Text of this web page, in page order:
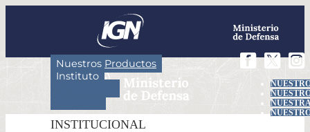
Nuestros Productos
Instituto
INSTITUCIONAL